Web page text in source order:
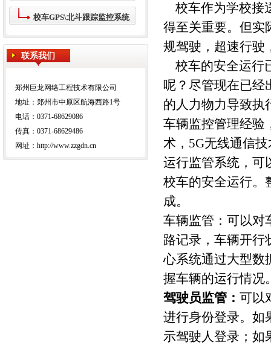
校车GPS\北斗跟踪监控系统
联系我们
郑州巨龙网络工程技术有限公司
地址：郑州市中原区航海西路1号
电话：0371-68629086
传真：0371-68629486
网址：http://www.zzgdn.cn
校车作为学校接
得至关重要。但实
规驾驶，超速行驶
校车的安全运行
呢？尽管现在已经
的人力物力导致执
车辆监控管理经验
术，5G无线通信
运行监管系统，可
校车的安全运行。
成。
车辆监管：可以对
路记录，车辆开行
心系统通过大型数
握车辆的运行情况
驾驶员监管： 可以
进行身份登录。如
示驾驶人登录；如